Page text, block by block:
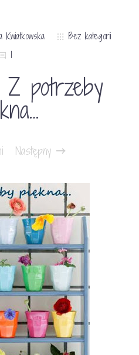
Kwiatkowska
Bez kategorii
1
potrzeby
Następny